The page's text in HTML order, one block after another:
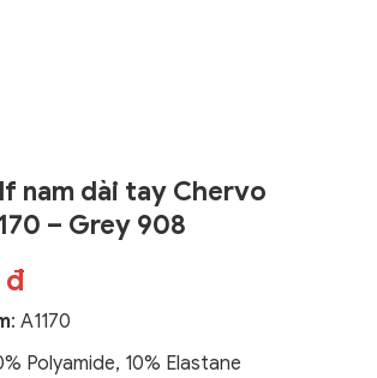
nam dài tay Chervo
– Grey 908
đ
: A1170
% Polyamide, 10% Elastane